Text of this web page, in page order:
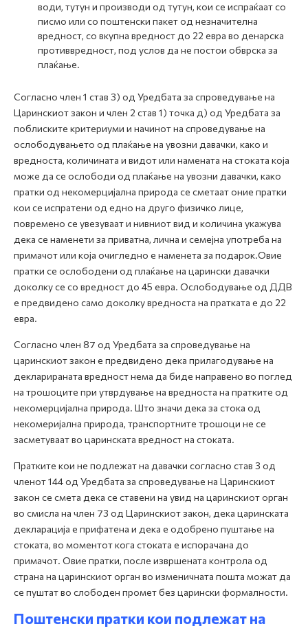
води, тутун и производи од тутун, кои се испраќаат со
писмо или со поштенски пакет од незначителна
вредност, со вкупна вредност до 22 евра во денарска
противвредност, под услов да не постои обврска за
плаќање.
Согласно член 1 став 3) од Уредбата за спроведување на
Царинскиот закон и член 2 став 1) точка д) од Уредбата за
поблиските критериуми и начинот на спроведување на
ослободувањето од плаќање на увозни давачки, како и
вредноста, количината и видот или намената на стоката која
може да се ослободи од плаќање на увозни давачки, како
пратки од некомерцијална природа се сметаат оние пратки
кои се испратени од едно на друго физичко лице,
повремено се увезуваат и нивниот вид и количина укажува
дека се наменети за приватна, лична и семејна употреба на
примачот или која очигледно е наменета за подарок.Овие
пратки се ослободени од плаќање на царински давачки
доколку се со вредност до 45 евра. Ослободување од ДДВ
е предвидено само доколку вредноста на пратката е до 22
евра.
Согласно член 87 од Уредбата за спроведување на
царинскиот закон е предвидено дека прилагодување на
декларираната вредност нема да биде направено во поглед
на трошоците при утврдување на вредноста на пратките од
некомерцијална природа. Што значи дека за стока од
некомеријална природа, транспортните трошоци не се
засметуваат во царинската вредност на стоката.
Пратките кои не подлежат на давачки согласно став 3 од
членот 144 од Уредбата за спроведување на Царинскиот
закон се смета дека се ставени на увид на царинскиот орган
во смисла на член 73 од Царинскиот закон, дека царинската
декларација е прифатена и дека е одобрено пуштање на
стоката, во моментот кога стоката е испорачана до
примачот. Овие пратки, после извршената контрола од
страна на царинскиот орган во изменичната пошта можат да
се пуштат во слободен промет без царински формалности.
Поштенски пратки кои подлежат на